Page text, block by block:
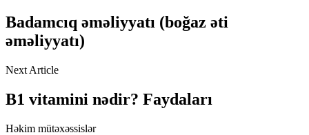
Badamcıq əməliyyatı (boğaz əti
əməliyyatı)
Next Article
B1 vitamini nədir? Faydaları
Həkim mütəxəssislər